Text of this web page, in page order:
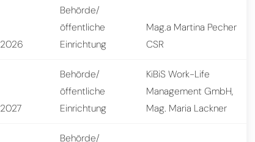
2026
Behörde/
öffentliche
Einrichtung
Mag.a Martina Pecher
CSR
2027
Behörde/
öffentliche
Einrichtung
KiBiS Work-Life
Management GmbH,
Mag. Maria Lackner
Behörde/